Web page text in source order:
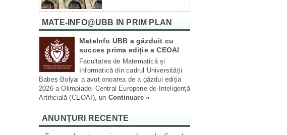
MATE-INFO@UBB IN PRIM PLAN
MateInfo UBB a găzduit cu
succes prima ediție a CEOAI
Facultatea de Matematică și
Informatică din cadrul Universității
Babeș-Bolyai a avut onoarea de a găzdui ediția
2026 a Olimpiadei Central Europene de Inteligență
Artificială (CEOAI), un Continuare »
ANUNŢURI RECENTE